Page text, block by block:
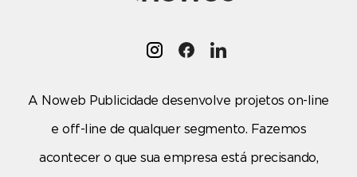
A Noweb Publicidade desenvolve projetos on-line
e off-line de qualquer segmento. Fazemos
acontecer o que sua empresa está precisando,